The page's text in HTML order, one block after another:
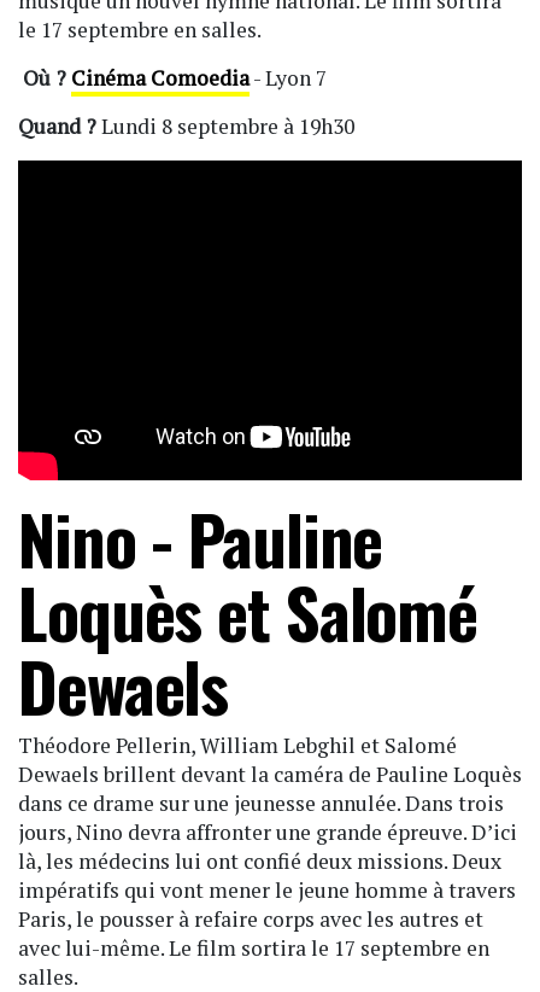
le 17 septembre en salles.
Où ? Cinéma Comoedia- Lyon 7
Quand ?Lundi 8 septembre à 19h30
Nino - Pauline
Loquès et Salomé
Dewaels
Théodore Pellerin, William Lebghil et Salomé
Dewaels brillent devant la caméra de Pauline Loquès
dans ce drame sur une jeunesse annulée. Dans trois
jours, Nino devra affronter une grande épreuve. D’ici
là, les médecins lui ont confié deux missions. Deux
impératifs qui vont mener le jeune homme à travers
Paris, le pousser à refaire corps avec les autres et
avec lui-même. Le film sortira le 17 septembre en
salles.